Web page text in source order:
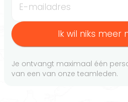
E-mailadres
Ik wil niks meer
Je ontvangt maximaal één
van een van onze teamleden.